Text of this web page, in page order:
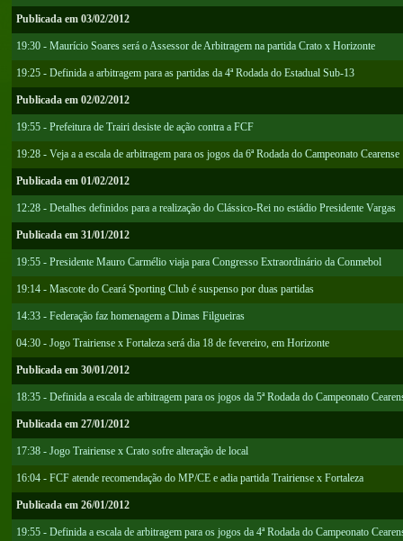
Publicada em 03/02/2012
19:30 - Maurício Soares será o Assessor de Arbitragem na partida Crato x Horizonte
19:25 - Definida a arbitragem para as partidas da 4ª Rodada do Estadual Sub-13
Publicada em 02/02/2012
19:55 - Prefeitura de Trairi desiste de ação contra a FCF
19:28 - Veja a a escala de arbitragem para os jogos da 6ª Rodada do Campeonato Cearense
Publicada em 01/02/2012
12:28 - Detalhes definidos para a realização do Clássico-Rei no estádio Presidente Vargas
Publicada em 31/01/2012
19:55 - Presidente Mauro Carmélio viaja para Congresso Extraordinário da Conmebol
19:14 - Mascote do Ceará Sporting Club é suspenso por duas partidas
14:33 - Federação faz homenagem a Dimas Filgueiras
04:30 - Jogo Trairiense x Fortaleza será dia 18 de fevereiro, em Horizonte
Publicada em 30/01/2012
18:35 - Definida a escala de arbitragem para os jogos da 5ª Rodada do Campeonato
Publicada em 27/01/2012
17:38 - Jogo Trairiense x Crato sofre alteração de local
16:04 - FCF atende recomendação do MP/CE e adia partida Trairiense x Fortaleza
Publicada em 26/01/2012
19:55 - Definida a escala de arbitragem para os jogos da 4ª Rodada do Campeonato